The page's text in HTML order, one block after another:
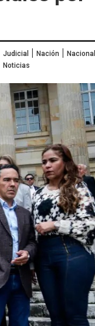
Judicial |Nación |Nacional
Noticias